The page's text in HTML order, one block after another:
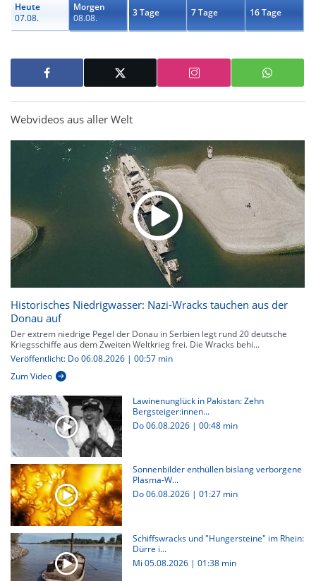
Heute
07.08.
Morgen
08.08.
3 Tage 7 Tage 16 Tage
Webvideos aus aller Welt
Historisches Niedrigwasser: Nazi-Wracks tauchen aus der
Donau auf
Der extrem niedrige Pegel der Donau in Serbien legt rund 20 deutsche
Kriegsschiffe aus dem Zweiten Weltkrieg frei. Die Wracks behi...
Veröffentlicht: Do 06.08.2026 | 00:57 min
Zum Video
Lawinenunglück in Pakistan: Zehn
Bergsteiger:innen...
Do 06.08.2026 | 00:48 min
Sonnenbilder enthüllen bislang verborgene
Plasma-W...
Do 06.08.2026 | 01:27 min
Schiffswracks und "Hungersteine" im Rhein:
Dürre i...
Mi 05.08.2026 | 01:38 min